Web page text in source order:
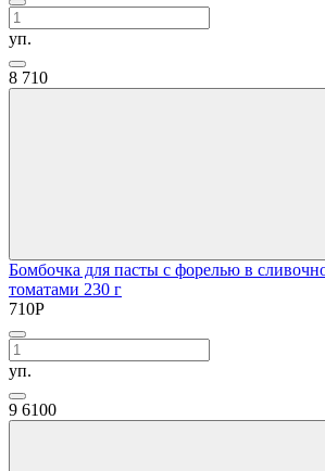
уп.
8 710
Бомбочка для пасты с форелью в
томатами 230 г
710Р
уп.
9 6100